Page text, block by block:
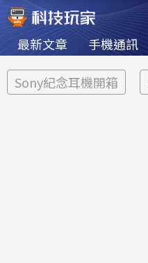
最新文章 手機通訊
Sony紀念耳機開箱